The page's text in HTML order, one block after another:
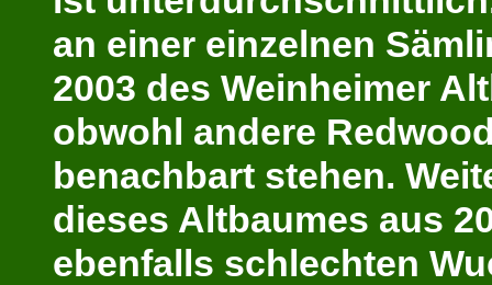
an einer einzelnen
2003 des Weinheimer
obwohl andere
benachbart stehen.
dieses Altbaumes aus
ebenfalls schlechten